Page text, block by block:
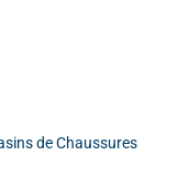
de Chaussures